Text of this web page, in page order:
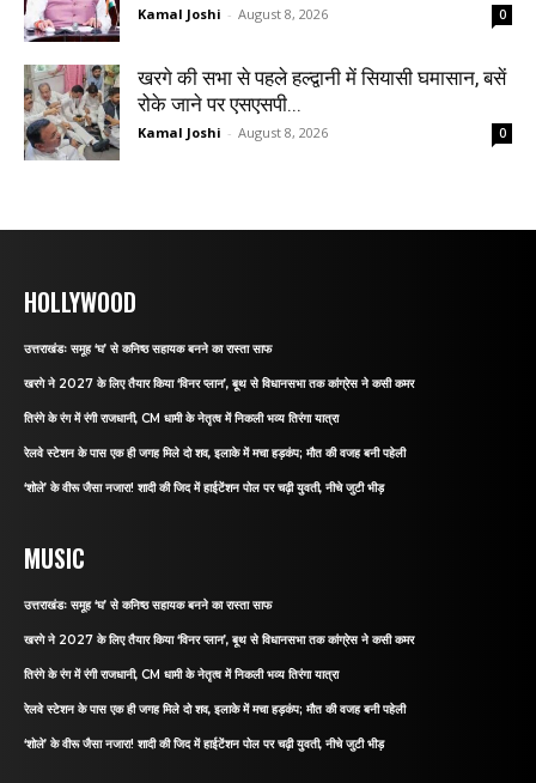
Kamal Joshi - August 8, 2026 0
खरगे की सभा से पहले हल्द्वानी में सियासी घमासान, बसें
रोके जाने पर एसएसपी...
Kamal Joshi - August 8, 2026 0
HOLLYWOOD
उत्तराखंडः समूह ‘घ’ से कनिष्ठ सहायक बनने का रास्ता साफ
खरगे ने 2027 के लिए तैयार किया ‘विनर प्लान’, बूथ से विधानसभा तक कांग्रेस ने कसी कमर
तिरंगे के रंग में रंगी राजधानी, CM धामी के नेतृत्व में निकली भव्य तिरंगा यात्रा
रेलवे स्टेशन के पास एक ही जगह मिले दो शव, इलाके में मचा हड़कंप; मौत की वजह बनी पहेली
‘शोले’ के वीरू जैसा नजारा! शादी की जिद में हाईटेंशन पोल पर चढ़ी युवती, नीचे जुटी भीड़
MUSIC
उत्तराखंडः समूह ‘घ’ से कनिष्ठ सहायक बनने का रास्ता साफ
खरगे ने 2027 के लिए तैयार किया ‘विनर प्लान’, बूथ से विधानसभा तक कांग्रेस ने कसी कमर
तिरंगे के रंग में रंगी राजधानी, CM धामी के नेतृत्व में निकली भव्य तिरंगा यात्रा
रेलवे स्टेशन के पास एक ही जगह मिले दो शव, इलाके में मचा हड़कंप; मौत की वजह बनी पहेली
‘शोले’ के वीरू जैसा नजारा! शादी की जिद में हाईटेंशन पोल पर चढ़ी युवती, नीचे जुटी भीड़